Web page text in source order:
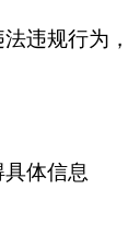
违规行为
体信息